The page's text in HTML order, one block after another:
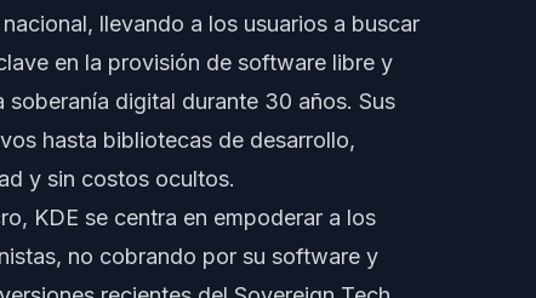
llevando a los usuarios a buscar
en la provisión de software libre y
digital durante 30 años. Sus
hasta bibliotecas de desarrollo,
y sin costos ocultos.
KDE se centra en empoderar a los
no cobrando por su software y